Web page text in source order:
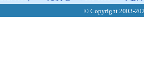
© Copyright 2003-